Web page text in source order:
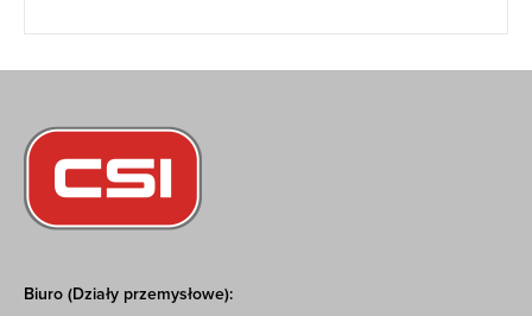
Biuro (Działy przemysłowe):